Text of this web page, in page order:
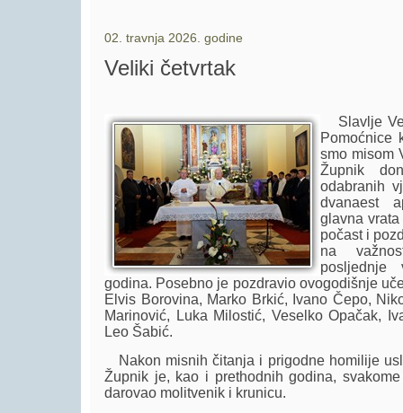
02. travnja 2026. godine
Veliki četvrtak
Slavlje
Pomoćnice
smo misom
Župnik
odabranih
dvanaest
glavna
počast i
na
posljednje
godina. Posebno je pozdravio ovogodišnje
Elvis Borovina, Marko Brkić, Ivano Čepo,
Marinović, Luka Milostić, Veselko Opačak,
Leo Šabić.
Nakon misnih čitanja i prigodne homilije
Župnik je, kao i prethodnih godina,
darovao molitvenik i krunicu.